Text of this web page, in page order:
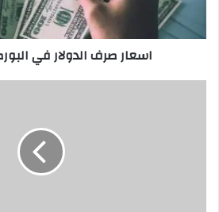
اسعار صرف الدولار في